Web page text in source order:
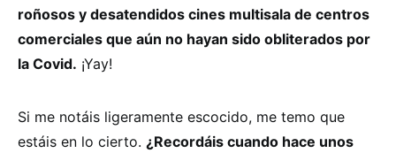
roñosos y desatendidos cines multisala de centros
comerciales que aún no hayan sido obliterados por
la Covid. ¡Yay!
Si me notáis ligeramente escocido, me temo que
estáis en lo cierto. ¿Recordáis cuando hace unos